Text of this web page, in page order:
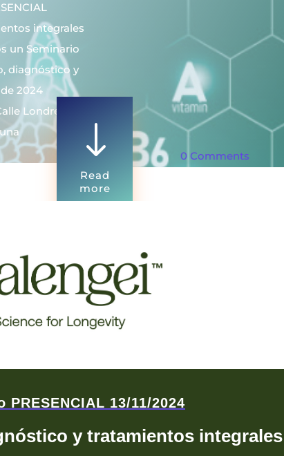
integrales
un Seminario
diagnóstico y
2024
Londres 6,
"
Read
more
0 Comments
PRESENCIAL 13/11/2024
y tratamientos integrales